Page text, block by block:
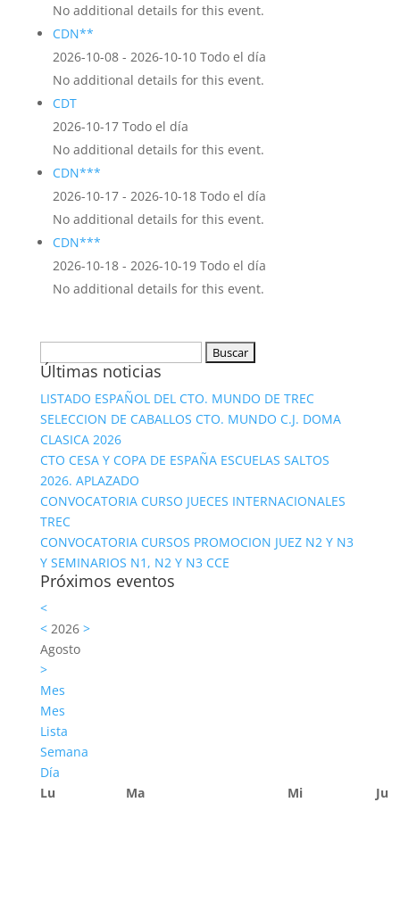
No additional details for this event.
CDN**
2026-10-08 - 2026-10-10 Todo el día
No additional details for this event.
CDT
2026-10-17 Todo el día
No additional details for this event.
CDN***
2026-10-17 - 2026-10-18 Todo el día
No additional details for this event.
CDN***
2026-10-18 - 2026-10-19 Todo el día
No additional details for this event.
Últimas noticias
LISTADO ESPAÑOL DEL CTO. MUNDO DE TREC
SELECCION DE CABALLOS CTO. MUNDO C.J. DOMA
CLASICA 2026
CTO CESA Y COPA DE ESPAÑA ESCUELAS SALTOS
2026. APLAZADO
CONVOCATORIA CURSO JUECES INTERNACIONALES
TREC
CONVOCATORIA CURSOS PROMOCION JUEZ N2 Y N3
Y SEMINARIOS N1, N2 Y N3 CCE
Próximos eventos
<
<2026 >
Agosto
>
Mes
Mes
Lista
Semana
Día
Lu
Ma Mi Ju